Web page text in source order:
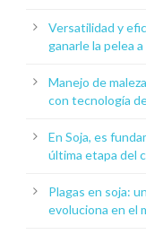
Versatilidad y
ganarle la pelea a
Manejo de
con tecnología
En Soja, es
última etapa del
Plagas en soja:
evoluciona en el